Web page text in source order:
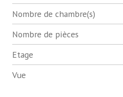
Nombre de chambre(s)
Nombre de pièces
Etage
Vue